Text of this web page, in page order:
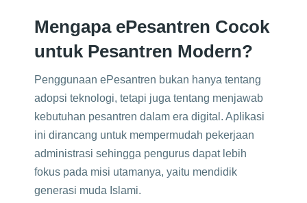
Mengapa ePesantren Cocok
untuk Pesantren Modern?
Penggunaan ePesantren bukan hanya tentang
adopsi teknologi, tetapi juga tentang menjawab
kebutuhan pesantren dalam era digital. Aplikasi
ini dirancang untuk mempermudah pekerjaan
administrasi sehingga pengurus dapat lebih
fokus pada misi utamanya, yaitu mendidik
generasi muda Islami.